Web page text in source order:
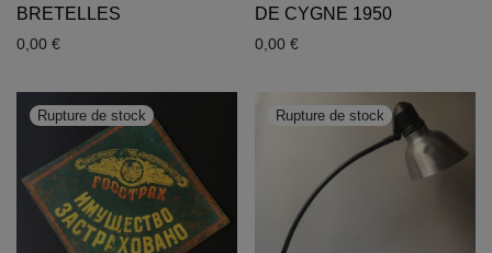
BRETELLES
0,00 €
DE CYGNE 1950
0,00 €